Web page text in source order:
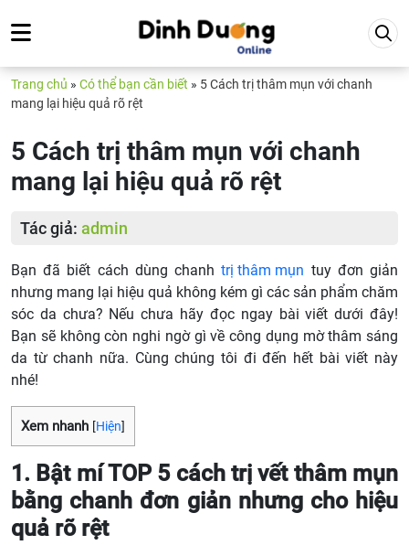
Trang chủ » Có thể bạn cần biết » 5 Cách trị thâm mụn với chanh
mang lại hiệu quả rõ rệt
5 Cách trị thâm mụn với chanh
mang lại hiệu quả rõ rệt
Tác giả: admin
Bạn đã biết cách dùng chanhtrị thâm mụn tuy đơn giản
nhưng mang lại hiệu quả không kém gì các sản phẩm chăm
sóc da chưa? Nếu chưa hãy đọc ngay bài viết dưới đây!
Bạn sẽ không còn nghi ngờ gì về công dụng mờ thâm sáng
da từ chanh nữa. Cùng chúng tôi đi đến hết bài viết này
nhé!
Xem nhanh [Hiện]
1. Bật mí TOP 5 cách trị vết thâm mụn
bằng chanh đơn giản nhưng cho hiệu
quả rõ rệt